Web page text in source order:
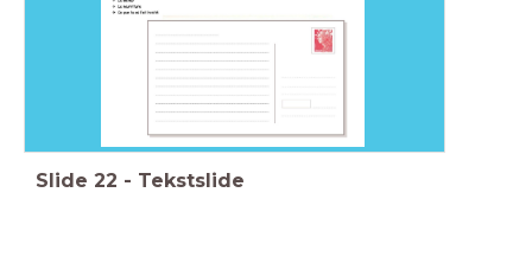
Slide 22 - Tekstslide